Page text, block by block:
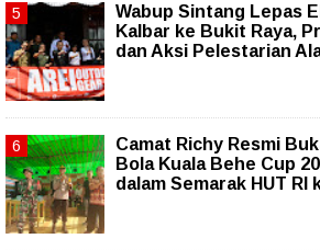
Wabup Sintang Lepas
Kalbar ke Bukit Raya,
dan Aksi Pelestarian
Camat Richy Resmi
Bola Kuala Behe Cup
dalam Semarak HUT RI